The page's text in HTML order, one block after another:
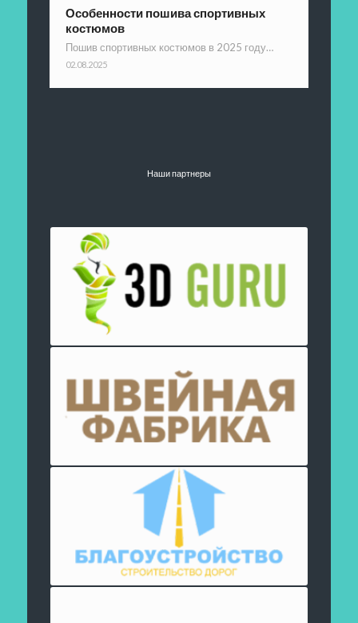
Особенности пошива спортивных
костюмов
Пошив спортивных костюмов в 2025 году…
02.08.2025
Наши партнеры